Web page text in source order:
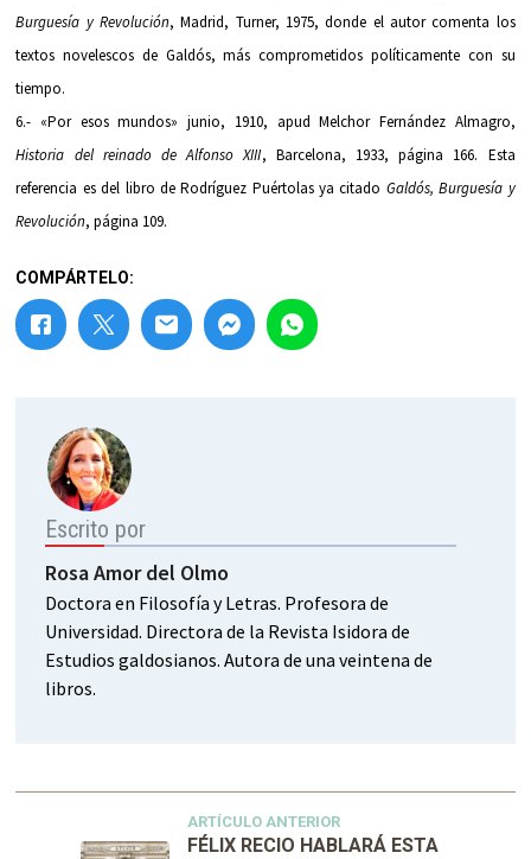
Burguesía y Revolución, Madrid, Turner, 1975, donde el autor comenta los
textos novelescos de Galdós, más comprometidos políticamente con su
tiempo.
6.- «Por esos mundos» junio, 1910, apud Melchor Fernández Almagro,
Historia del reinado de Alfonso XIII, Barcelona, 1933, página 166. Esta
referencia es del libro de Rodríguez Puértolas ya citado Galdós, Burguesía y
Revolución, página 109.
COMPÁRTELO:
Escrito por
Rosa Amor del Olmo
Doctora en Filosofía y Letras. Profesora de
Universidad. Directora de la Revista Isidora de
Estudios galdosianos. Autora de una veintena de
libros.
ARTÍCULO ANTERIOR
FÉLIX RECIO HABLARÁ ESTA